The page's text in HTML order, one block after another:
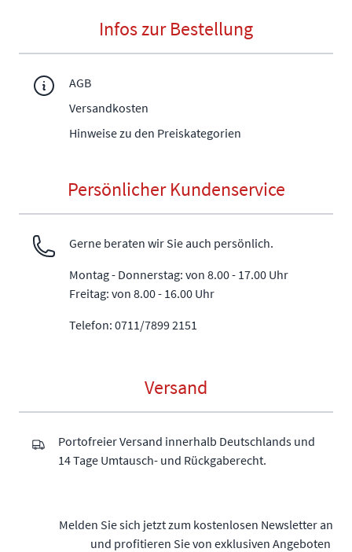
Infos zur Bestellung
AGB
Versandkosten
Hinweise zu den Preiskategorien
Persönlicher Kundenservice
Gerne beraten wir Sie auch persönlich.
Montag - Donnerstag: von 8.00 - 17.00 Uhr
Freitag: von 8.00 - 16.00 Uhr
Telefon: 0711/7899 2151
Versand
Portofreier Versand innerhalb Deutschlands und
14 Tage Umtausch- und Rückgaberecht.
Melden Sie sich jetzt zum kostenlosen Newsletter an
und profitieren Sie von exklusiven Angeboten